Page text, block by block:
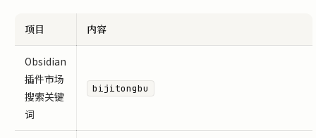
项目 内容
Obsidian
插件市场
搜索关键
词
bijitongbu